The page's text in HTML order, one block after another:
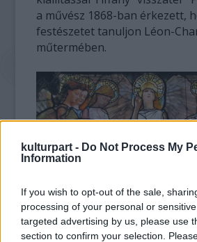
kulturpart - Do Not Process My
Information
If you wish to opt-out of the sale,
processing of your personal or
targeted advertising by us, please use
section to confirm your selection.
a művész 1868-ban érkezett,
festészetet tanuljon Léon-
műtermében.